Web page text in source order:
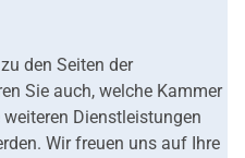
den Seiten der
Sie auch, welche Kammer
Dienstleistungen
Wir freuen uns auf Ihre